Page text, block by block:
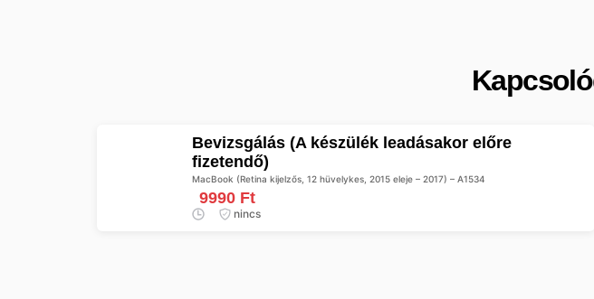
Bevizsgálás (A készülék leadásakor előre
fizetendő)
MacBook (Retina kijelzős, 12 hüvelykes, 2015 eleje – 2017) – A1534
9990 Ft
nincs